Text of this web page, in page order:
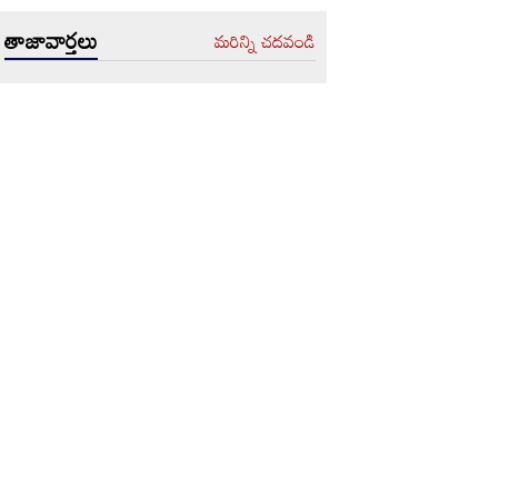
తాజావార్తలు మరిన్ని చదవండి